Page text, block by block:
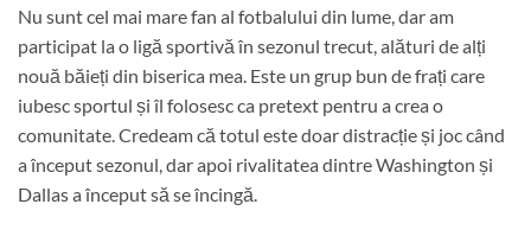
Nu sunt cel mai mare fan al fotbalului din lume, dar am
participat la o ligă sportivă în sezonul trecut, alături de alți
nouă băieți din biserica mea. Este un grup bun de frați care
iubesc sportul și îl folosesc ca pretext pentru a crea o
comunitate. Credeam că totul este doar distracție și joc când
a început sezonul, dar apoi rivalitatea dintre Washington și
Dallas a început să se încingă.